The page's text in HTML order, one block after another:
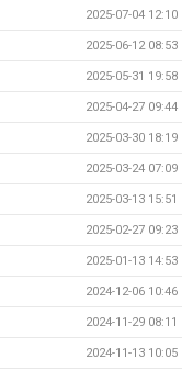
2025-07-04 12:10
2025-06-12 08:53
2025-05-31 19:58
2025-04-27 09:44
2025-03-30 18:19
2025-03-24 07:09
2025-03-13 15:51
2025-02-27 09:23
2025-01-13 14:53
2024-12-06 10:46
2024-11-29 08:11
2024-11-13 10:05